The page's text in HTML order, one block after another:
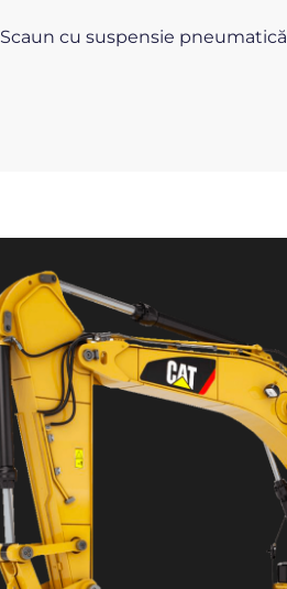
Scaun cu suspensie pneumatică